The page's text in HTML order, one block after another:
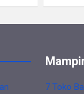
7 Toko